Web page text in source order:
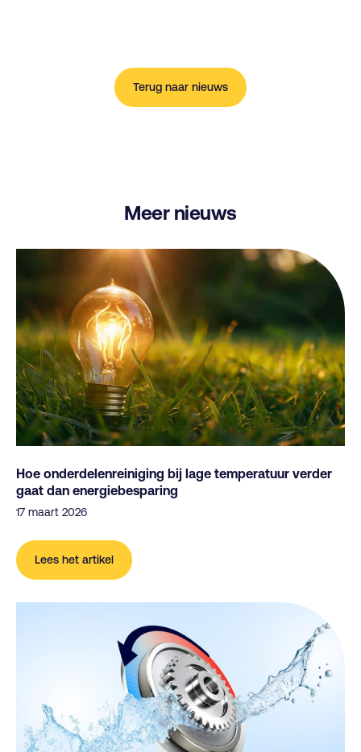
Terug naar nieuws
Meer nieuws
Hoe onderdelenreiniging bij lage temperatuur verder
gaat dan energiebesparing
17 maart 2026
Lees het artikel